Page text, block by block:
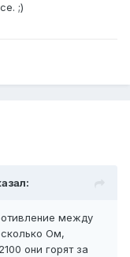
;)
между
Ом,
они горят за